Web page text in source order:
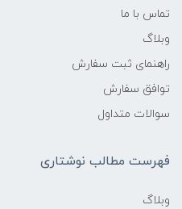
تماس با ما
وبلاگ
راهنمای ثبت سفارش
توافق سفارش
سوالات متداول
فهرست مطالب نوشتاری
وبلاگ